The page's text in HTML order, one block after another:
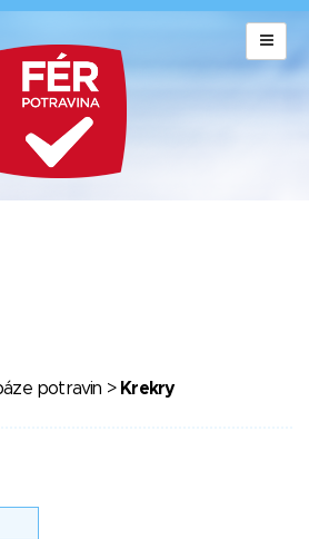
potravin > Krekry